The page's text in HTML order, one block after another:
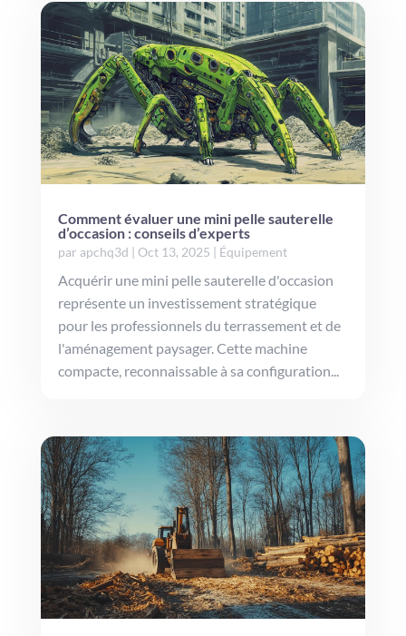
Comment évaluer une mini pelle sauterelle
d’occasion : conseils d’experts
par apchq3d | Oct 13, 2025 | Équipement
Acquérir une mini pelle sauterelle d'occasion
représente un investissement stratégique
pour les professionnels du terrassement et de
l'aménagement paysager. Cette machine
compacte, reconnaissable à sa configuration...